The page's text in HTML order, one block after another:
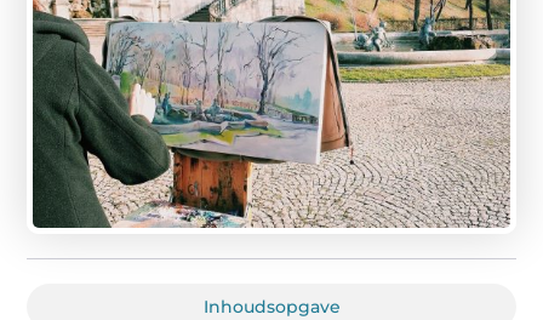
Inhoudsopgave